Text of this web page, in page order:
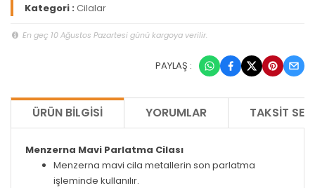
Kategori :Cilalar
En geç 10 Ağustos Pazartesi günü kargoya verilir.
PAYLAŞ :
ÜRÜN BILGISI YORUMLAR TAKSIT
Menzerna Mavi Parlatma Cilası
Menzerna mavi cila metallerin son parlatma
işleminde kullanılır.